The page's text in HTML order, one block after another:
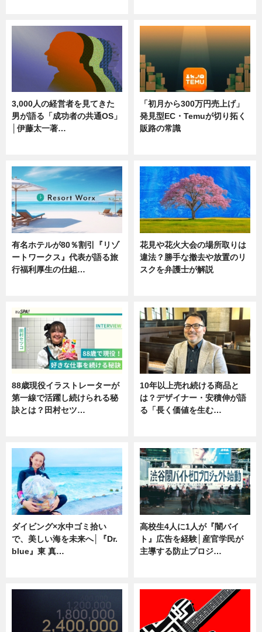
3,000人の経営者を見てきた
男が語る「成功者の共通OS」
│伊藤太一著…
「初月から300万円売上げ」
発見型EC・Temuが切り拓く
販路の常識
有名ホテルが80％割引『リゾ
ートワークス』代表が語る旅
行福利厚生の仕組…
花見や花火大会の場所取りは
違法？勝手な撤去や放置のリ
スクを弁護士が解説
88歳現役イラストレーターが
第一線で活躍し続けられる秘
訣とは？田村セツ…
10年以上売れ続ける商品と
は？デザイナー・安積伸が語
る「長く価値を生む…
ダイビング×水中ゴミ拾い
で、美しい海を未来へ│『Dr.
blue』東 真…
高校生4人に1人が『闇バイ
ト』広告を経験│産官学民が
主導する防止プロジ…